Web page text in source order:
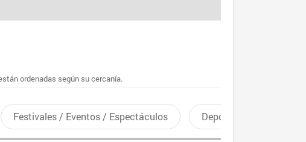
ordenadas según su cercanía.
Festivales / Eventos / Espectáculos Deportes recreativos